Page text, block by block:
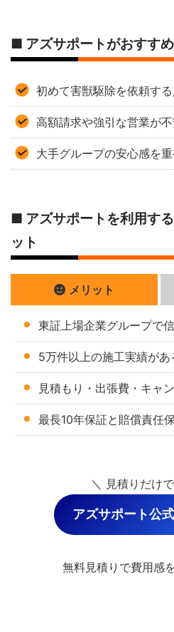
■ アズサポートがおすす
初めて害獣駆除を依頼する
高額請求や強引な営業が不
大手グループの安心感を
■ アズサポートを利用す
ット
メリット
東証上場企業グループで
5万件以上の施工実績があ
見積もり・出張費・キャ
最長10年保証と賠償責任
＼ 見積りだけ
アズサポート公
無料見積りで費用感